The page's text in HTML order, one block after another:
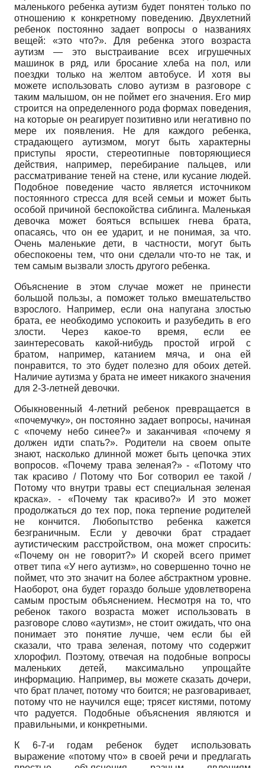
маленького ребенка аутизм будет понятен только по
отношению к конкретному поведению. Двухлетний
ребенок постоянно задает вопросы о названиях
вещей: «это что?». Для ребенка этого возраста
аутизм — это выстраивание всех игрушечных
машинок в ряд, или бросание хлеба на пол, или
поездки только на желтом автобусе. И хотя вы
можете использовать слово аутизм в разговоре с
таким малышом, он не поймет его значения. Его мир
строится на определенного рода формах поведения,
на которые он реагирует позитивно или негативно по
мере их появления. Не для каждого ребенка,
страдающего аутизмом, могут быть характерны
приступы ярости, стереотипные повторяющиеся
действия, например, перебирание пальцев, или
рассматривание теней на стене, или кусание людей.
Подобное поведение часто является источником
постоянного стресса для всей семьи и может быть
особой причиной беспокойства сиблинга. Маленькая
девочка может бояться вспышек гнева брата,
опасаясь, что он ее ударит, и не понимая, за что.
Очень маленькие дети, в частности, могут быть
обеспокоены тем, что они сделали что-то не так, и
тем самым вызвали злость другого ребенка.
Объяснение в этом случае может не принести
большой пользы, а поможет только вмешательство
взрослого. Например, если она напугана злостью
брата, ее необходимо успокоить и разубедить в его
злости. Через какое-то время, если ее
заинтересовать какой-нибудь простой игрой с
братом, например, катанием мяча, и она ей
понравится, то это будет полезно для обоих детей.
Наличие аутизма у брата не имеет никакого значения
для 2-3-летней девочки.
Обыкновенный 4-летний ребенок превращается в
«почемучку», он постоянно задает вопросы, начиная
с «почему небо синее?» и заканчивая «почему я
должен идти спать?». Родители на своем опыте
знают, насколько длинной может быть цепочка этих
вопросов. «Почему трава зеленая?» - «Потому что
так красиво / Потому что Бог сотворил ее такой /
Потому что внутри травы ест специальная зеленая
краска». - «Почему так красиво?» И это может
продолжаться до тех пор, пока терпение родителей
не кончится. Любопытство ребенка кажется
безграничным. Если у девочки брат страдает
аутистическим расстройством, она может спросить:
«Почему он не говорит?» И скорей всего примет
ответ типа «У него аутизм», но совершенно точно не
поймет, что это значит на более абстрактном уровне.
Наоборот, она будет гораздо больше удовлетворена
самым простым объяснением. Несмотря на то, что
ребенок такого возраста может использовать в
разговоре слово «аутизм», не стоит ожидать, что она
понимает это понятие лучше, чем если бы ей
сказали, что трава зеленая, потому что содержит
хлорофил. Поэтому, отвечая на подобные вопросы
маленьких детей, максимально упрощайте
информацию. Например, вы можете сказать дочери,
что брат плачет, потому что боится; не разговаривает,
потому что не научился еще; трясет кистями, потому
что радуется. Подобные объяснения являются и
правильными, и конкретными.
К 6-7-и годам ребенок будет использовать
выражение «потому что» в своей речи и предлагать